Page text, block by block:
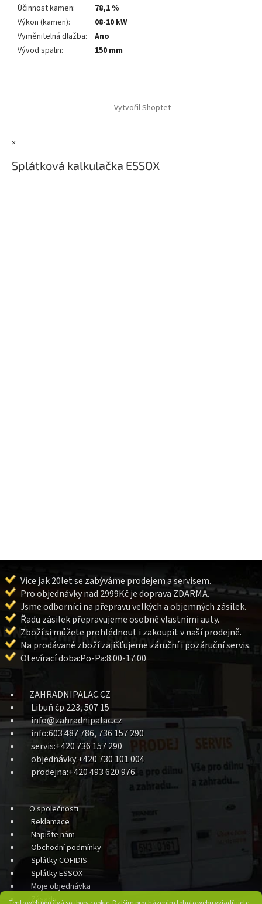
Účinnost kamen:
78,1 %
Výkon (kamen):
08-10 kW
Vyměnitelná dlažba:
Ano
Vývod spalin: 150 mm
Vytvořil Shoptet
×
Splátková kalkulačka ESSOX
Více jak 20let se zabýváme prodejem a servisem.
Pro objednávky nad 2999Kč je doprava ZDARMA.
Jsme odborníci na přepravu velkých a objemných zásilek.
Řadu zásilek přepravujeme osobně vlastními auty.
Zboží si můžete prohlédnout i zakoupit v naší prodejně.
Na prodávané zboží zajišťujeme záruční i pozáruční servis.
Otevírací doba:Po-Pa:8:00-17:00
ZAHRADNIPALAC.CZ
Libuň čp.223, 507 15
info@zahradnipalac.cz
info:603 487 786, 736 157 290
servis:+420 736 157 290
objednávky:+420 730 101 004
prodejna:+420 493 620 976
O společnosti
Reklamace
Napište nám
Obchodní podmínky
Splátky COFIDIS
Splátky ESSOX
Moje objednávka
Zásady